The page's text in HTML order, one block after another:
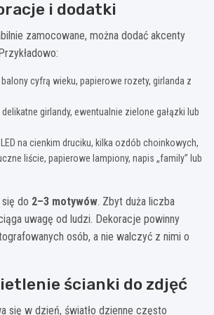
i dodatki
zamocowane, można dodać akcenty
cyfrą wieku, papierowe rozety, girlanda z
girlandy, ewentualnie zielone gałązki lub
na cienkim druciku, kilka ozdób choinkowych,
liście, papierowe lampiony, napis „family” lub
do 2–3 motywów. Zbyt duża liczba
uwagę od ludzi. Dekoracje powinny
osób, a nie walczyć z nimi o
ścianki do zdjęć
się w dzień, światło dzienne często